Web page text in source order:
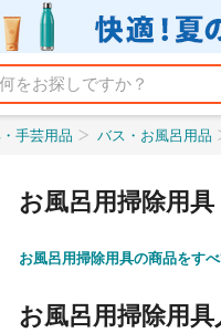
手芸用品 バス・お風呂用品
お風呂用掃除用具
お風呂用掃除用具の商品をす
お風呂用掃除用具